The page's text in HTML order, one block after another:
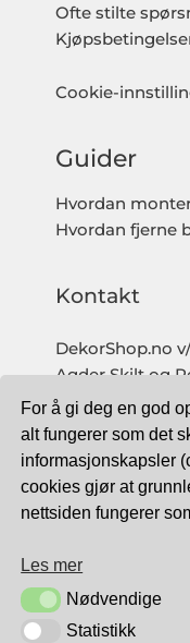
For å gi deg en god
alt fungerer som det
informasjonskapsler
cookies gjør at
nettsiden fungerer
Les mer
NødvendigeNødvendige
StatistikkStatistikk
Ofte stilte
Cookie-
Guider
Hvordan
Hvordan fjerne
Kontakt
DekorShop.no
Agder Skilt og
Org. nr: 997 633
Tlf: 959 32 123
09.00 - 16.00